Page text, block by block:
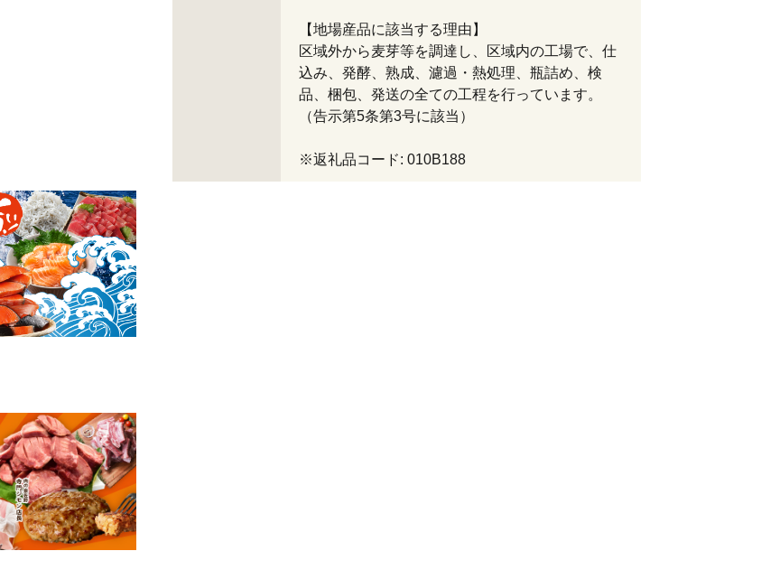
【地場産品に該当する理由】
区域外から麦芽等を調達し、区域内の工場で、仕
込み、発酵、熟成、濾過・熱処理、瓶詰め、検
品、梱包、発送の全ての工程を行っています。
（告示第5条第3号に該当）
※返礼品コード: 010B188